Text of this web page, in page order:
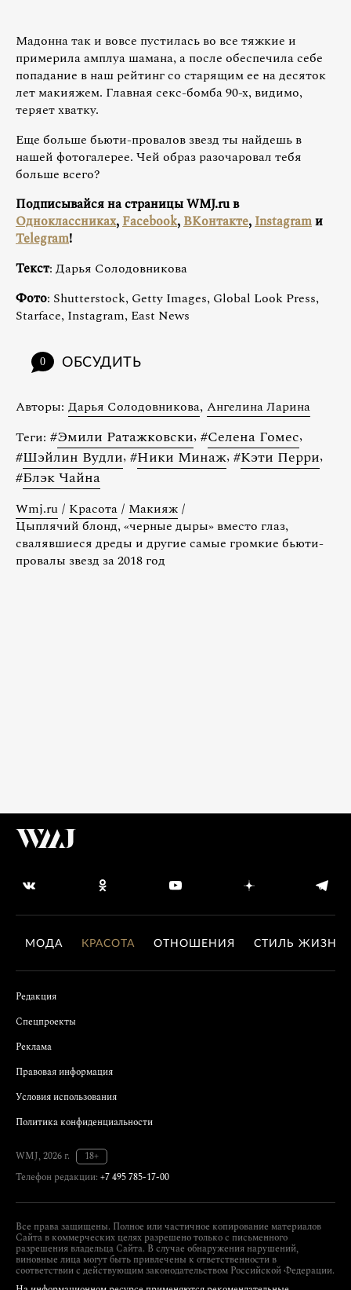
Мадонна так и вовсе пустилась во все тяжкие и
примерила амплуа шамана, а после обеспечила себе
попадание в наш рейтинг со старящим ее на десяток
лет макияжем. Главная секс-бомба 90-х, видимо,
теряет хватку.
Еще больше бьюти-провалов звезд ты найдешь в
нашей фотогалерее. Чей образ разочаровал тебя
больше всего?
Подписывайся на страницы WMJ.ru в
Одноклассниках,Facebook,ВКонтакте,Instagramи
Telegram!
Текст: Дарья Солодовникова
Фото: Shutterstock, Getty Images, Global Look Press,
Starface, Instagram, East News
0 ОБСУДИТЬ
Авторы: Дарья Солодовникова, Ангелина Ларина
Теги: #Эмили Ратажковски, #Селена Гомеc,
#Шэйлин Вудли, #Ники Минаж, #Кэти Перри,
#Блэк Чайна
Wmj.ru / Красота / Макияж /
Цыплячий блонд, «черные дыры» вместо глаз,
свалявшиеся дреды и другие самые громкие бьюти-
провалы звезд за 2018 год
МОДА КРАСОТА ОТНОШЕНИЯ СТИЛЬ ЖИЗНИ
Редакция
Спецпроекты
Реклама
Правовая информация
Условия использования
Политика конфиденциальности
WMJ, 2026 г.
18+
Телефон редакции: +7 495 785-17-00
Все права защищены. Полное или частичное копирование материалов
Сайта в коммерческих целях разрешено только с письменного
разрешения владельца Сайта. В случае обнаружения нарушений,
виновные лица могут быть привлечены к ответственности в
соответствии с действующим законодательством Российской Федерации.